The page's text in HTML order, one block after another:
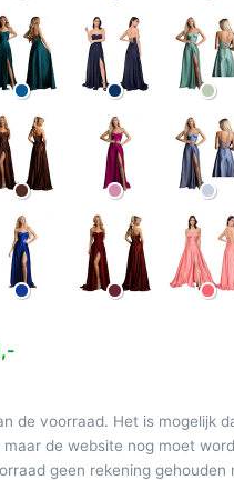
de voorraad. Het is mogelijk
de website nog moet
geen rekening gehouden